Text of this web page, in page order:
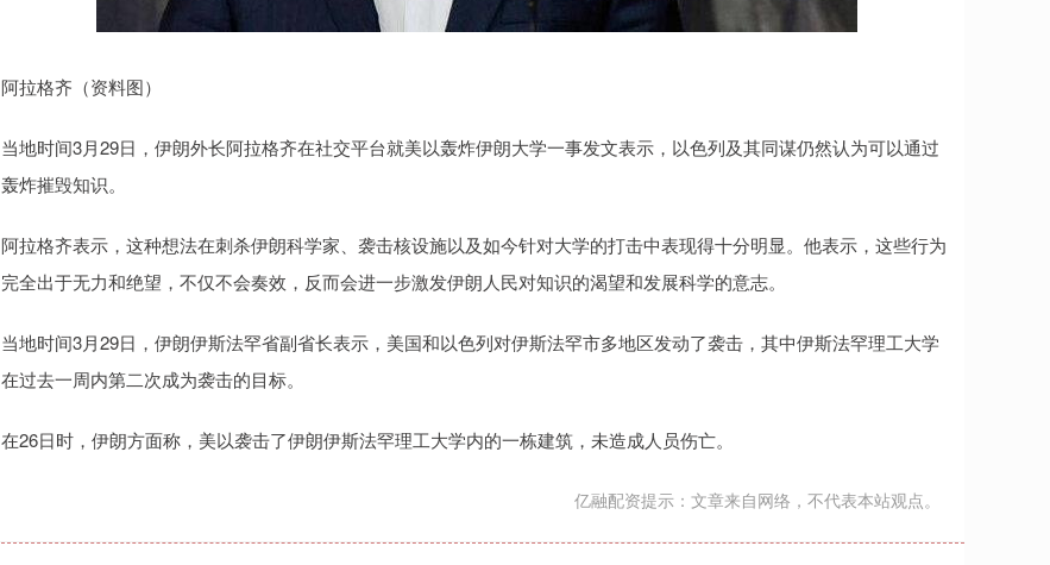
阿拉格齐（资料图）
当地时间3月29日，伊朗外长阿拉格齐在社交平台就美以轰炸伊朗大学一事发文表示，以色列及其同谋仍然认为可以通过
轰炸摧毁知识。
阿拉格齐表示，这种想法在刺杀伊朗科学家、袭击核设施以及如今针对大学的打击中表现得十分明显。他表示，这些行为
完全出于无力和绝望，不仅不会奏效，反而会进一步激发伊朗人民对知识的渴望和发展科学的意志。
当地时间3月29日，伊朗伊斯法罕省副省长表示，美国和以色列对伊斯法罕市多地区发动了袭击，其中伊斯法罕理工大学
在过去一周内第二次成为袭击的目标。
在26日时，伊朗方面称，美以袭击了伊朗伊斯法罕理工大学内的一栋建筑，未造成人员伤亡。
亿融配资提示：文章来自网络，不代表本站观点。